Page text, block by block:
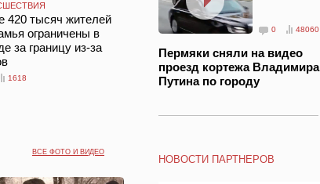
420 тысяч жителей
ограничены в
за границу из-за
1618
ВСЕ ФОТО И ВИДЕО
0 48060
Пермяки сняли на видео
проезд кортежа Владимира
Путина по городу
НОВОСТИ ПАРТНЕРОВ